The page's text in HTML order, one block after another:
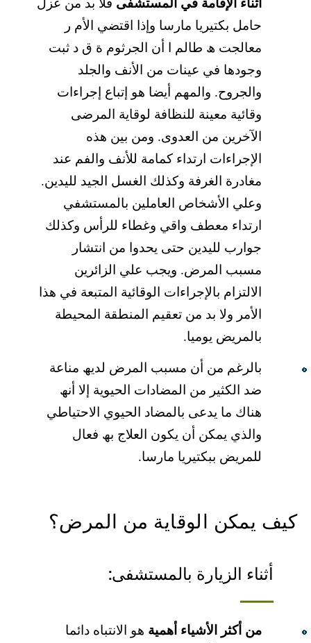
حامل بكتیریا مارسا وإذا اقتضي الأم ر
معالجت ھ طالم ا أن الجرثوم ة ق د ثبت
وجودھا في عینات من الأنف والجلد
والجروح. والمھم أیضا ھو إتباع إجراءات
وقائیة معینة للنظافة لوقایة المرضى
الآخرین من العدوى. ومن بین ھذه
الإجراءات ارتداء كمامة للأنف والفم عند
مغادرة الغرفة وكذلك الغسل الجید للیدین.
وعلي الأشخاص العاملین بالمستشفي
ارتداء معطف واقي وغطاء للرأس وكذلك
جوارب للیدین حتى یحدوا من انتشار
مسبب المرض. ویجب علي الزائرین
الالتزام بالإجراءات الوقائیة المتبعة في ھذا
الأمر ولا بد من تعقیم المنطقة المحیطة
بالمریض یومیا.
بالرغم من أن مسبب المرض لدیھ مناعة
ضد الكثیر من المضادات الحیویة إلا أنھ
ھناك ما یدعى بالمضاد الحیوي الاحتیاطي
والذي یمكن أن یكون العلاج بھ فعال
للمریض ببكتیریا مارسا.
كیف یمكن الوقایة من المرض؟
أثناء الزیارة بالمستشفى:
من أكثر الأشیاء أھمیة ھو الانتباه دائما